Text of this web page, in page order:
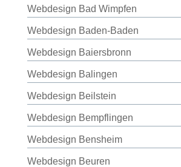
Webdesign Bad Wimpfen
Webdesign Baden-Baden
Webdesign Baiersbronn
Webdesign Balingen
Webdesign Beilstein
Webdesign Bempflingen
Webdesign Bensheim
Webdesign Beuren